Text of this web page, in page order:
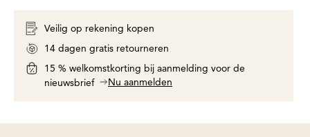
Veilig op rekening kopen
14 dagen gratis retourneren
15 % welkomstkorting bij aanmelding voor de
nieuwsbrief
Nu aanmelden